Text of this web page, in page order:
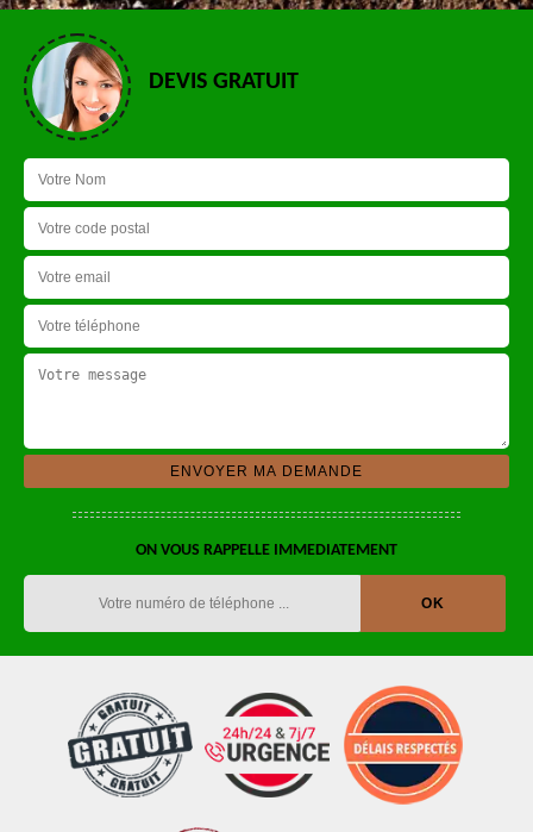
DEVIS GRATUIT
ON VOUS RAPPELLE IMMEDIATEMENT